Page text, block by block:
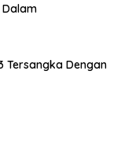
Dalam
Tersangka Dengan